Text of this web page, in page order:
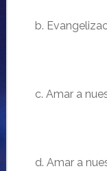
b.
c. Amar a
d. Amar a